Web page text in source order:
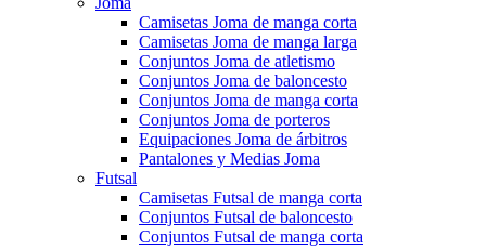
Camisetas Joma de manga corta
Camisetas Joma de manga larga
Conjuntos Joma de atletismo
Conjuntos Joma de baloncesto
Conjuntos Joma de manga corta
Conjuntos Joma de porteros
Equipaciones Joma de árbitros
Pantalones y Medias Joma
Futsal
Camisetas Futsal de manga corta
Conjuntos Futsal de baloncesto
Conjuntos Futsal de manga corta